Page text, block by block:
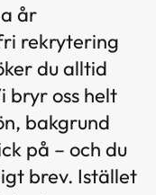
år
rekrytering
du alltid
bryr oss helt
bakgrund
på – och du
brev. Istället